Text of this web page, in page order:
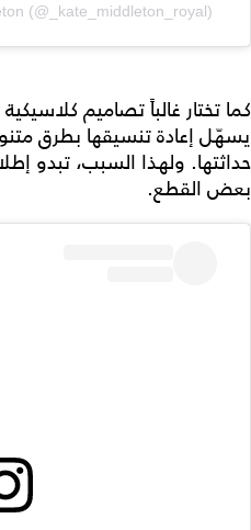
(@_kate_middleton_royal)
كما تختار غالباً تصاميم
يسهّل إعادة تنسيقها بطرق
حداثتها. ولهذا السبب، تبدو
بعض القطع.